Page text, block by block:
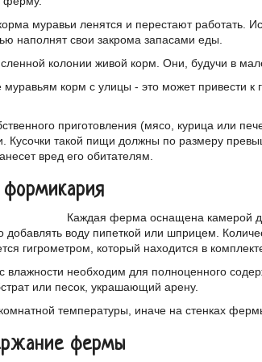
муравьи ленятся и перестают работать.
наполнят свои закрома запасами еды.
колонии живой корм. Они, будучи в
муравьям корм с улицы - это может привести
приготовления (мясо, курица или
Кусочки такой пищи должны по размеру
вред его обитателям.
Каждая ферма оснащена камерой
добавлять воду пипеткой или шприцем.
гигрометром, который находится в
влажности необходим для полноценного
или песок, украшающий арену.
температуры, иначе на стенках
фермы